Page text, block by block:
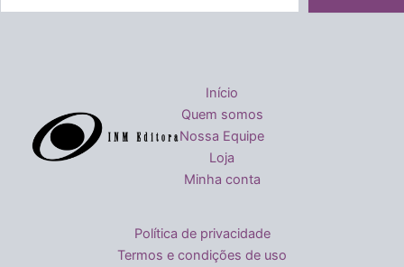
Início
Quem somos
Nossa Equipe
Loja
Minha conta
Política de privacidade
Termos e condições de uso